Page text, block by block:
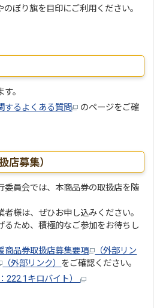
ぼり旗を目印にご利用ください。
。
するよくある質問
のページをご確
店募集）
委員会では、本商品券の取扱店を随
様は、ぜひお申し込みください。
るため、積極的なご参加をお待ちし
商品券取扱店募集要項
（外部リン
（外部リンク） をご確認ください。
222.1キロバイト）